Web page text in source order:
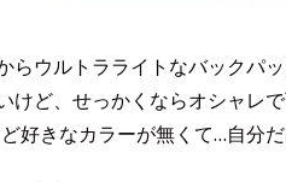
らウルトラライトなバックパ
けど、せっかくならオシャレ
好きなカラーが無くて…自分